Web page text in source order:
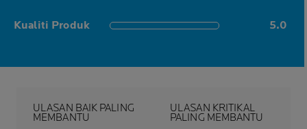
Kualiti Produk
5.0 out of 5 stars 5.0
ULASAN BAIK PALING
MEMBANTU
ULASAN KRITIKAL
PALING MEMBANTU